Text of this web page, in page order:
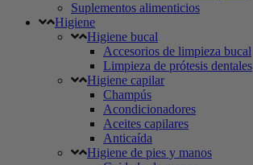
Suplementos alimenticios
Higiene
Higiene bucal
Accesorios de limpieza bucal
Limpieza de prótesis dentales
Higiene capilar
Champús
Acondicionadores
Aceites capilares
Anticaída
Higiene de pies y manos